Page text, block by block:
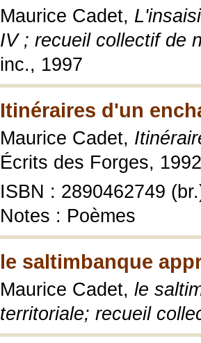
Maurice Cadet,
IV ; recueil collectif de
inc., 1997
Itinéraires d'un
Maurice Cadet,
Écrits des Forges,
ISBN : 2890462749
Notes : Poèmes
le saltimbanque
Maurice Cadet, le
territoriale; recueil